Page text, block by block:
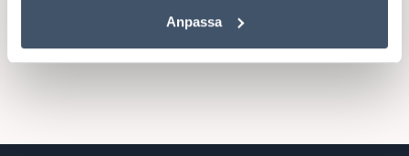
Anpassa